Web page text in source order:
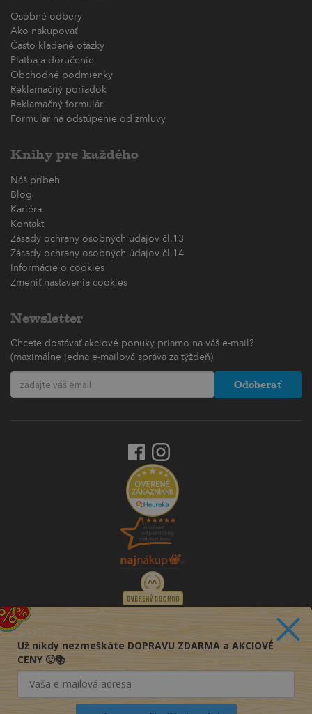
Osobné odbery
Ako nakupovať
Často kladené otázky
Platba a doručenie
Obchodné podmienky
Reklamačný poriadok
Reklamačný formulár
Formulár na odstúpenie od zmluvy
Knihy pre každého
Náš príbeh
Blog
Kariéra
Kontakt
Zásady ochrany osobných údajov čl.13
Zásady ochrany osobných údajov čl.14
Informácie o cookies
Zmeniť nastavenia cookies
Newsletter
Chcete dostávať akciové ponuky priamo na váš e-mail?
(maximálne jedna e-mailová správa za týždeň)
Odoberať
Už nikdy nezmeškáte DOPRAVU ZDARMA a AKCIOVÉ
CENY 🙂📚